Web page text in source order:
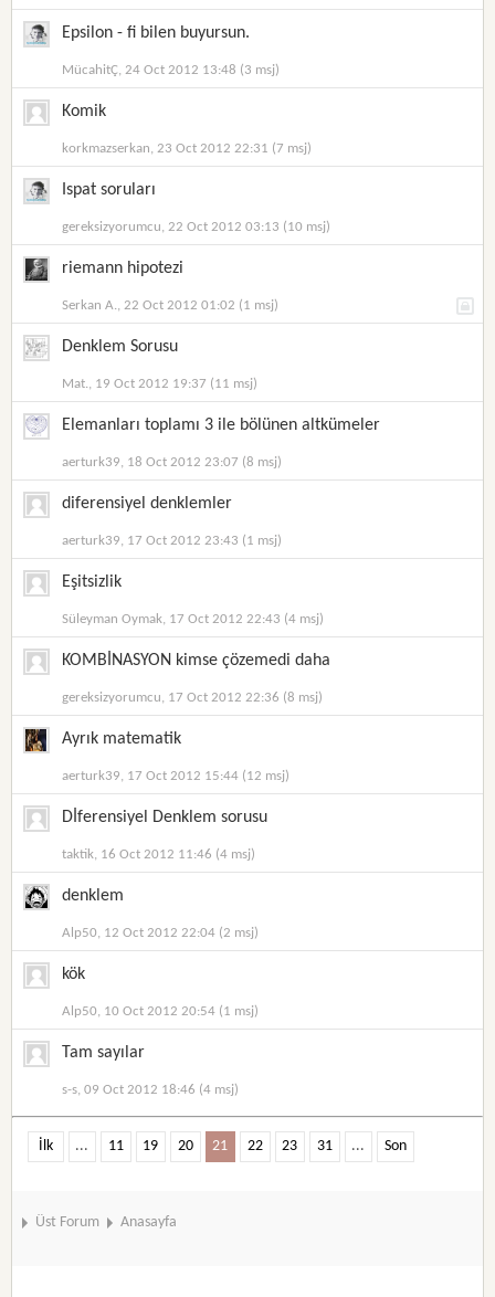
Epsilon - fi bilen buyursun.
MücahitÇ, 24 Oct 2012 13:48 (3 msj)
Komik
korkmazserkan, 23 Oct 2012 22:31 (7 msj)
Ispat soruları
gereksizyorumcu, 22 Oct 2012 03:13 (10 msj)
riemann hipotezi
Serkan A., 22 Oct 2012 01:02 (1 msj)
Denklem Sorusu
Mat., 19 Oct 2012 19:37 (11 msj)
Elemanları toplamı 3 ile bölünen altkümeler
aerturk39, 18 Oct 2012 23:07 (8 msj)
diferensiyel denklemler
aerturk39, 17 Oct 2012 23:43 (1 msj)
Eşitsizlik
Süleyman Oymak, 17 Oct 2012 22:43 (4 msj)
KOMBİNASYON kimse çözemedi daha
gereksizyorumcu, 17 Oct 2012 22:36 (8 msj)
Ayrık matematik
aerturk39, 17 Oct 2012 15:44 (12 msj)
Dİferensiyel Denklem sorusu
taktik, 16 Oct 2012 11:46 (4 msj)
denklem
Alp50, 12 Oct 2012 22:04 (2 msj)
kök
Alp50, 10 Oct 2012 20:54 (1 msj)
Tam sayılar
s-s, 09 Oct 2012 18:46 (4 msj)
İlk ... 11 19 20 21 22 23 31 ... Son
Üst Forum Anasayfa